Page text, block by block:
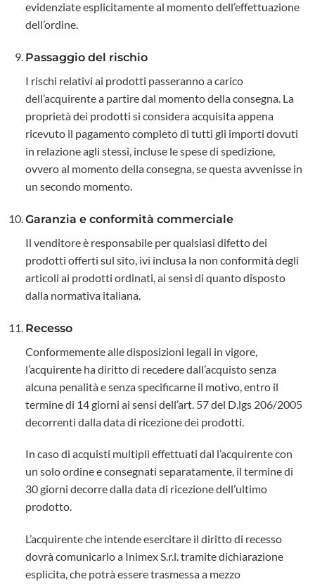
evidenziate esplicitamente al momento dell’effettuazione
dell’ordine.
Passaggio del rischio
I rischi relativi ai prodotti passeranno a carico
dell’acquirente a partire dal momento della consegna. La
proprietà dei prodotti si considera acquisita appena
ricevuto il pagamento completo di tutti gli importi dovuti
in relazione agli stessi, incluse le spese di spedizione,
ovvero al momento della consegna, se questa avvenisse in
un secondo momento.
Garanzia e conformità commerciale
Il venditore è responsabile per qualsiasi difetto dei
prodotti offerti sul sito, ivi inclusa la non conformità degli
articoli ai prodotti ordinati, ai sensi di quanto disposto
dalla normativa italiana.
Recesso
Conformemente alle disposizioni legali in vigore,
l’acquirente ha diritto di recedere dall’acquisto senza
alcuna penalità e senza specificarne il motivo, entro il
termine di 14 giorni ai sensi dell’art. 57 del D.lgs 206/2005
decorrenti dalla data di ricezione dei prodotti.
In caso di acquisti multipli effettuati dal l’acquirente con
un solo ordine e consegnati separatamente, il termine di
30 giorni decorre dalla data di ricezione dell’ultimo
prodotto.
L’acquirente che intende esercitare il diritto di recesso
dovrà comunicarlo a Inimex S.r.l. tramite dichiarazione
esplicita, che potrà essere trasmessa a mezzo